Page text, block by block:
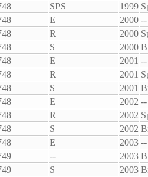
SPS 1999
E 2000 --
R 2000
S 2000
E 2001 --
R 2001
S 2001
E 2002 --
R 2002
S 2002
E 2003 --
-- 2003
S 2003